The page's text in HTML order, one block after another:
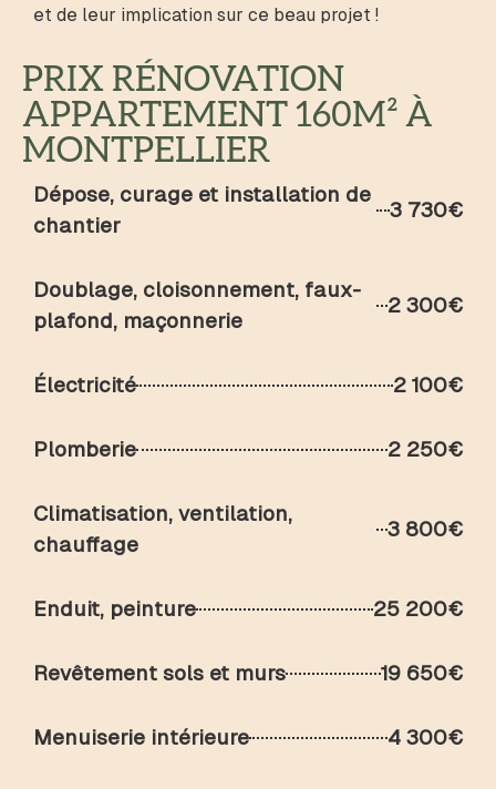
et de leur implication sur ce beau projet !
PRIX RÉNOVATION
APPARTEMENT 160M² À
MONTPELLIER
Dépose, curage et installation de
chantier
3 730€
Doublage, cloisonnement, faux-
plafond, maçonnerie
2 300€
Électricité 2 100€
Plomberie 2 250€
Climatisation, ventilation,
chauffage
3 800€
Enduit, peinture 25 200€
Revêtement sols et murs 19 650€
Menuiserie intérieure 4 300€